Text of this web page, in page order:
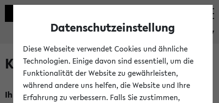
eKVV
Kombisuche im eKVV
Ihre Suchkriterien:
Datenschutzeinstellung
Diese Webseite verwendet Cookies und ähnliche
Technologien. Einige davon sind essentiell, um die
Funktionalität der Website zu gewährleisten,
während andere uns helfen, die Website und Ihre
Erfahrung zu verbessern. Falls Sie zustimmen,